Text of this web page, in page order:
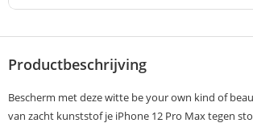
Productbeschrijving
Bescherm met deze witte be your own kind of
van zacht kunststof je iPhone 12 Pro Max tegen